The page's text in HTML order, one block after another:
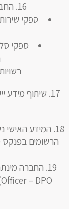
ספקי
שיתוף מידע
המידע האישי
הרשומים בפנקס
Officer – DPO) האחראי לפיקוח ועמידה בהוראות החוק.